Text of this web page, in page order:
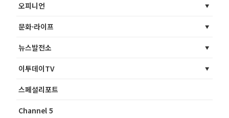
오피니언
문화·라이프
뉴스발전소
이투데이TV
스페셜리포트
Channel 5